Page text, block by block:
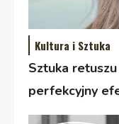
Kultura i Sztuka
Sztuka
perfekcyjny